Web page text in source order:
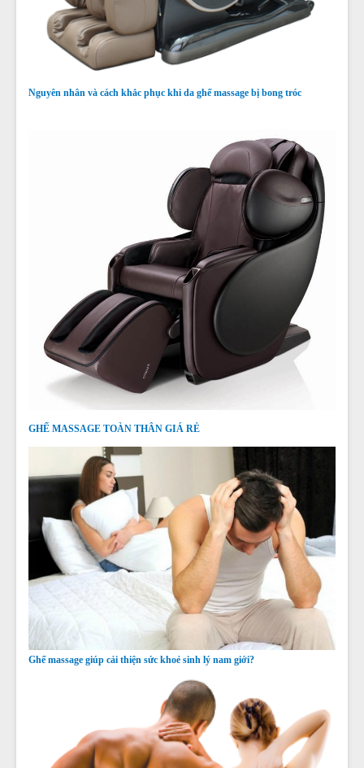
Nguyên nhân và cách khắc phục khi da ghế massage bị bong tróc
GHẾ MASSAGE TOÀN THÂN GIÁ RẺ
Ghế massage giúp cải thiện sức khoẻ sinh lý nam giới?